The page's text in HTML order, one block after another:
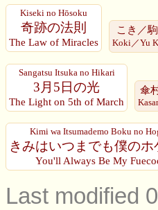
Kiseki no Hōsoku
奇跡の法則
The Law of Miracles
こき／
Koki／Yu
Sangatsu Itsuka no Hikari
3月5日の光
The Light on 5th of March
傘
Kimi wa Itsumademo Boku no
きみはいつまでも僕のホ
You'll Always Be My
Last modified